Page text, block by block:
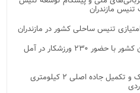
مازندران
رقابت‌های کشتی آزاد پیشکسوتان کشور با حضور ۲۳۰ ورزشکار در آمل
پایان پروژه نیمه‌تمام ۱۵ ساله پارک و تکمیل جاده اصلی ۲ کیلومتری